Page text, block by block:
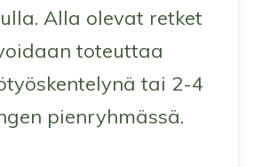
Alla olevat retket
toteuttaa
tai 2-4
pienryhmässä.